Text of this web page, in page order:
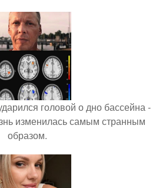
головой о дно бассейна -
изменилась самым странным
образом.